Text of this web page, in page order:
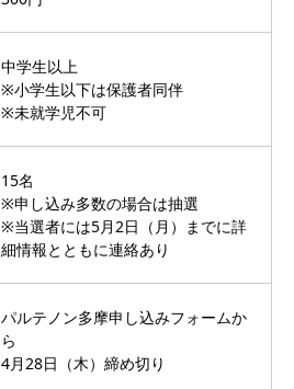
中学生以上
※小学生以下は保護者同伴
※未就学児不可
15名
※申し込み多数の場合は抽選
※当選者には5月2日（月）までに詳
細情報とともに連絡あり
パルテノン多摩申し込みフォームか
ら
4月28日（木）締め切り